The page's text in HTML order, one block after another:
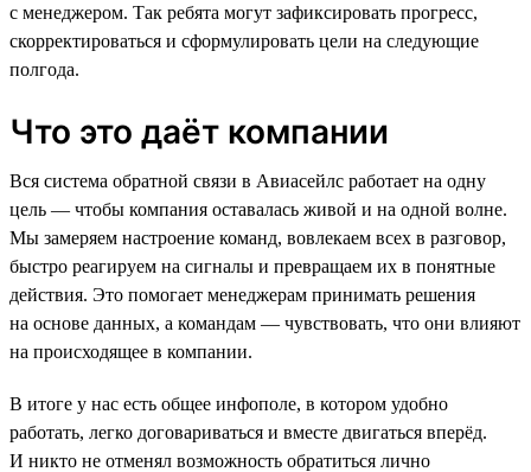
с менеджером. Так ребята могут зафиксировать прогресс,
скорректироваться и сформулировать цели на следующие
полгода.
Что это даёт компании
Вся система обратной связи в Авиасейлс работает на одну
цель — чтобы компания оставалась живой и на одной волне.
Мы замеряем настроение команд, вовлекаем всех в разговор,
быстро реагируем на сигналы и превращаем их в понятные
действия. Это помогает менеджерам принимать решения
на основе данных, а командам — чувствовать, что они влияют
на происходящее в компании.
В итоге у нас есть общее инфополе, в котором удобно
работать, легко договариваться и вместе двигаться вперёд.
И никто не отменял возможность обратиться лично